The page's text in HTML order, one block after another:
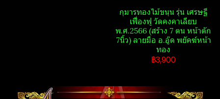
กุมารทองไม้ขนุน รุ่น เศรษฐี​
เฟื่องฟู วัดคงคาเลียบ
พ.ศ.2566 (สร้าง 7 ตน หน้าตัก
7นิ้ว) ลายมือ อ.อู๊ด​ พยัคฆ์​หน้า​
ทอง
฿3,900